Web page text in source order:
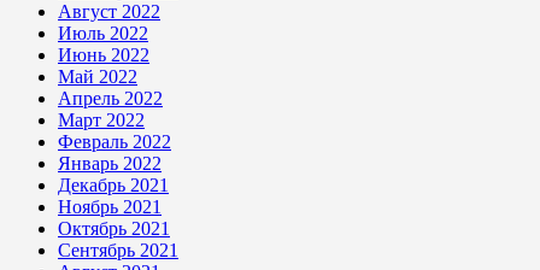
Август 2022
Июль 2022
Июнь 2022
Май 2022
Апрель 2022
Март 2022
Февраль 2022
Январь 2022
Декабрь 2021
Ноябрь 2021
Октябрь 2021
Сентябрь 2021